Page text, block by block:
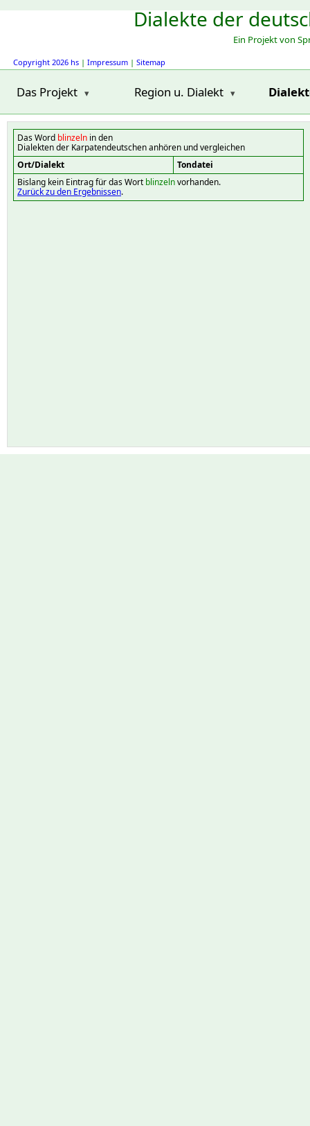
Dialekte der
Ein Projekt von
Copyright 2026 hs | Impressum | Sitemap
Das Projekt Region u. Dialekt
Das Word blinzeln in den
Dialekten der Karpatendeutschen anhören und vergleichen
Ort/Dialekt
Tondatei
Bislang kein Eintrag für das Wort blinzelnvorhanden.
Zurück zu den Ergebnissen.